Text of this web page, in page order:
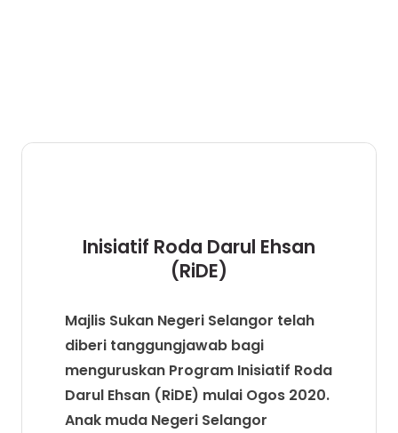
Inisiatif Roda Darul Ehsan
(RiDE)
Majlis Sukan Negeri Selangor telah
diberi tanggungjawab bagi
menguruskan Program Inisiatif Roda
Darul Ehsan (RiDE) mulai Ogos 2020.
Anak muda Negeri Selangor